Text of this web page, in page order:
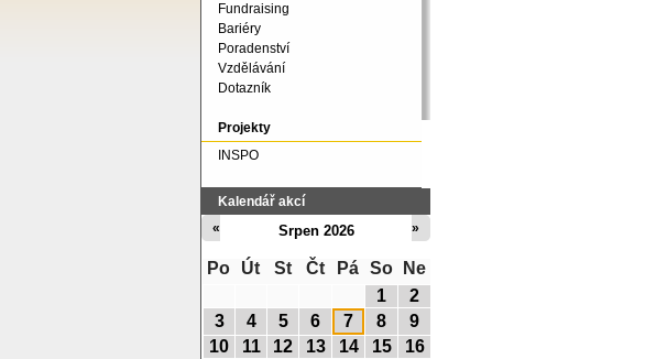
Fundraising
Bariéry
Poradenství
Vzdělávání
Dotazník
Projekty
INSPO
Kalendář akcí
Srpen 2026
« »
Po Út St Čt Pá So
Ne
1
2
3
4 5 6 7 8
9
10
11 12 13 14 15
16